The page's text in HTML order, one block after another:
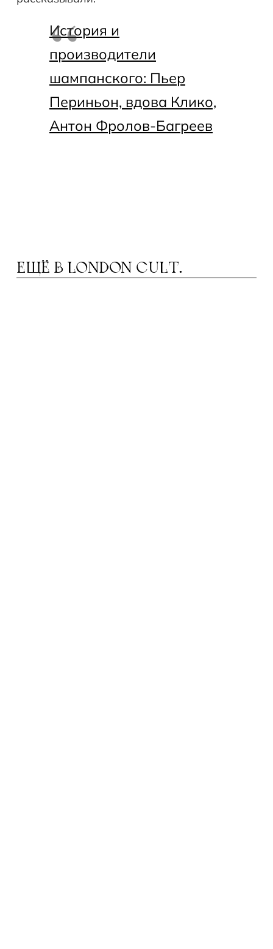
История и
производители
шампанского: Пьер
Периньон, вдова Клико,
Антон Фролов-Багреев
ЕЩЁ В LONDON CULT.